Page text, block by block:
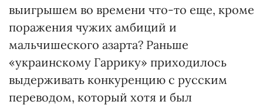
выигрышем во времени что-то еще, кроме
поражения чужих амбиций и
мальчишеского азарта? Раньше
«украинскому Гаррику» приходилось
выдерживать конкуренцию с русским
переводом, который хотя и был